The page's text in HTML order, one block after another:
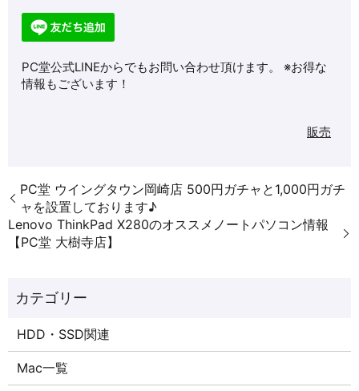
PC堂公式LINEからでもお問い合わせ頂けます。 ※お得な
情報もございます！
販売
PC堂 ウイングタウン岡崎店 500円ガチャと1,000円ガチ
ャを設置しております♪
Lenovo ThinkPad X280のオススメノートパソコン情報
【PC堂 大樹寺店】
HDD・SSD関連
Mac一覧